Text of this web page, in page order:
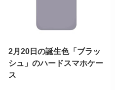
2月20日の誕生色「ブラッ
シュ」のハードスマホケー
ス